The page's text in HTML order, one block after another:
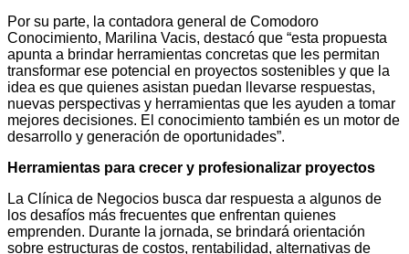
Por su parte, la contadora general de Comodoro
Conocimiento, Marilina Vacis, destacó que “esta propuesta
apunta a brindar herramientas concretas que les permitan
transformar ese potencial en proyectos sostenibles y que la
idea es que quienes asistan puedan llevarse respuestas,
nuevas perspectivas y herramientas que les ayuden a tomar
mejores decisiones. El conocimiento también es un motor de
desarrollo y generación de oportunidades”.
Herramientas para crecer y profesionalizar proyectos
La Clínica de Negocios busca dar respuesta a algunos de
los desafíos más frecuentes que enfrentan quienes
emprenden. Durante la jornada, se brindará orientación
sobre estructuras de costos, rentabilidad, alternativas de